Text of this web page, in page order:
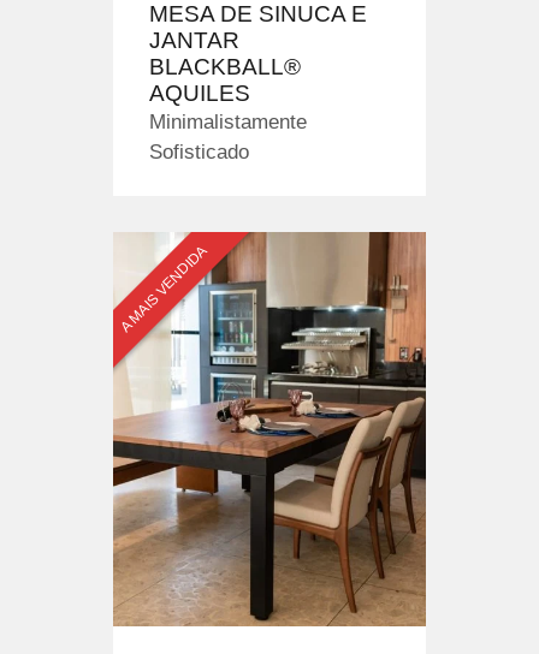
MESA DE SINUCA E
JANTAR
BLACKBALL®
AQUILES
Minimalistamente
Sofisticado
A MAIS VENDIDA